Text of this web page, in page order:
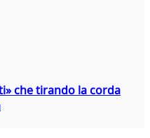
che tirando la corda